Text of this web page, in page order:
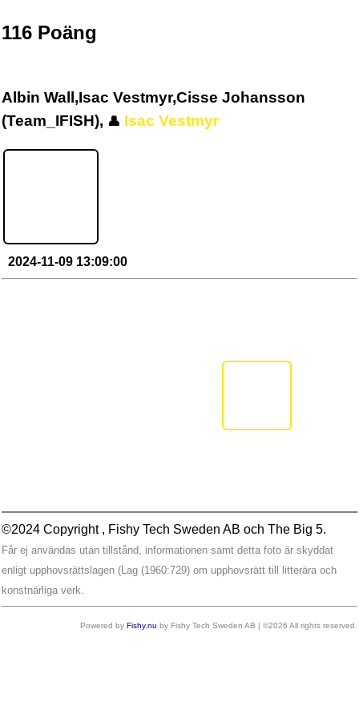
116 Poäng
Albin Wall,Isac Vestmyr,Cisse Johansson
(Team_IFISH), 👤 Isac Vestmyr
2024-11-09 13:09:00
©2024 Copyright , Fishy Tech Sweden AB och The Big 5.
Får ej användas utan tillstånd, informationen samt detta foto är skyddat
enligt upphovsrättslagen (Lag (1960:729) om upphovsrätt till litterära och
konstnärliga verk.
Powered by Fishy.nu by Fishy Tech Sweden AB | ©2026 All rights reserved.